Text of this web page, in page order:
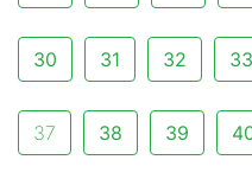
30 31 32 33
37 38 39